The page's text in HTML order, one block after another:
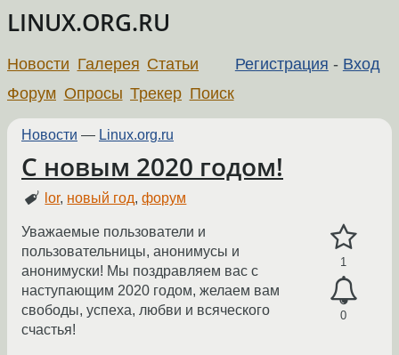
LINUX.ORG.RU
Регистрация - Вход
Новости Галерея Статьи
Форум Опросы Трекер Поиск
Новости — Linux.org.ru
С новым 2020 годом!
lor, новый год,форум
1
0
Уважаемые пользователи и
пользовательницы, анонимусы и
анонимуски! Мы поздравляем вас с
наступающим 2020 годом, желаем вам
свободы, успеха, любви и всяческого
счастья!